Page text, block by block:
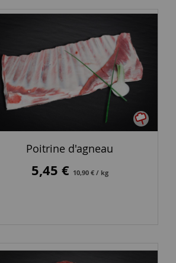
Poitrine d'agneau
5,45 € 10,90 € / kg